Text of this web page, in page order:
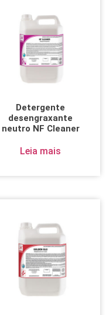
Detergente
desengraxante
neutro NF Cleaner
Leia mais